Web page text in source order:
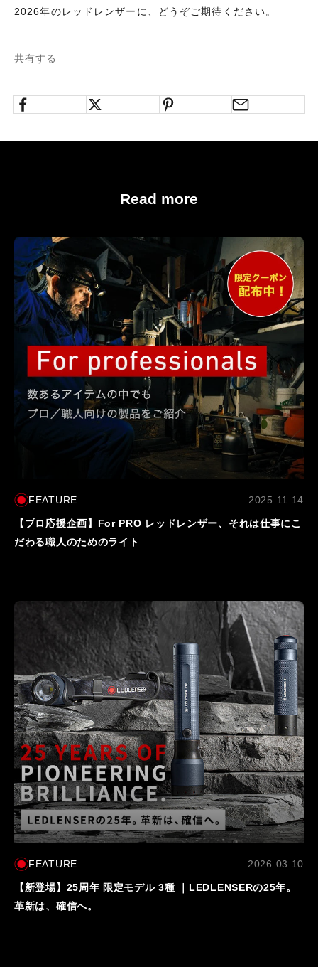
2026年のレッドレンザーに、どうぞご期待ください。
共有する
Read more
FEATURE 2025.11.14
【プロ応援企画】For PRO レッドレンザー、それは仕事にこ
だわる職人のためのライト
FEATURE 2026.03.10
【新登場】25周年 限定モデル 3種 ｜LEDLENSERの25年。
革新は、確信へ。